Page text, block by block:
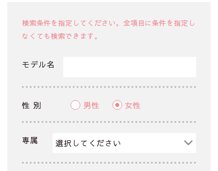
検索条件を指定してください。全項目に条件を指定し
なくても検索できます。
モデル名
性 別 男性 女性
専属